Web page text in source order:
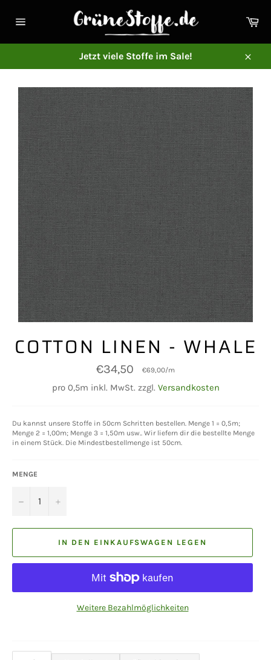
zum
Jetzt viele Stoffe im Sale!
COTTON LINEN - WHALE
Normaler
Preis
€34,50 €69,00/m
pro 0,5m inkl. MwSt. zzgl. Versandkosten
Du kannst unsere Stoffe in 50cm Schritten bestellen. Menge 1 = 0,5m;
Menge 2 = 1,00m; Menge 3 = 1,50m usw.. Wir liefern dir die bestellte Menge
in einem Stück. Die Mindestbestellmenge ist 50cm.
MENGE
− +
IN DEN EINKAUFSWAGEN LEGEN
Weitere Bezahlmöglichkeiten